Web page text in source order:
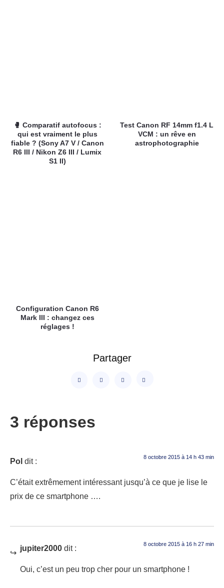
🥊 Comparatif autofocus :
qui est vraiment le plus
fiable ? (Sony A7 V / Canon
R6 III / Nikon Z6 III / Lumix
S1 II)
Test Canon RF 14mm f1.4 L
VCM : un rêve en
astrophotographie
Configuration Canon R6
Mark III : changez ces
réglages !
Partager
3 réponses
Pol dit : 8 octobre 2015 à 14 h 43 min
C’était extrêmement intéressant jusqu’à ce que je lise le
prix de ce smartphone ….
jupiter2000 dit : 8 octobre 2015 à 16 h 27 min
Oui, c’est un peu trop cher pour un smartphone !